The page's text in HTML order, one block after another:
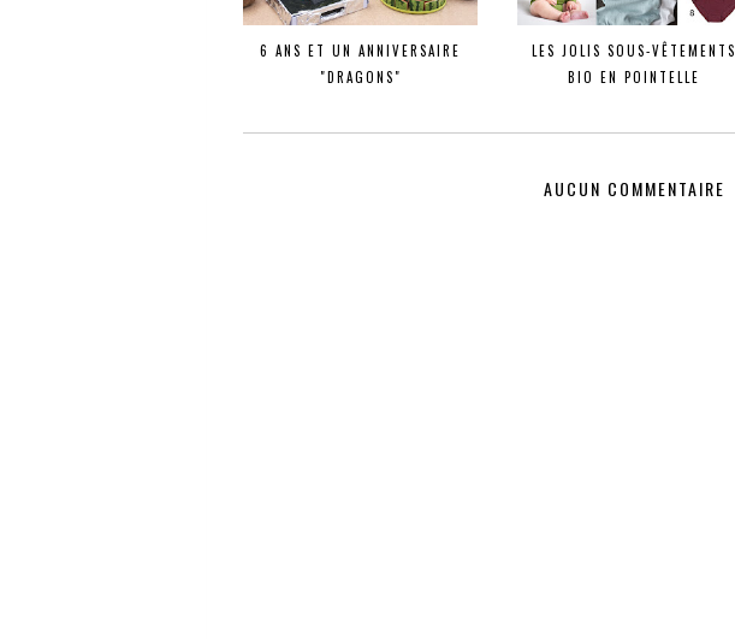
6 ANS ET UN ANNIVERSAIRE
"DRAGONS"
LES JOLIS SOUS-VÊTEMENTS
BIO EN POINTELLE
AUCUN COMMENTAIRE